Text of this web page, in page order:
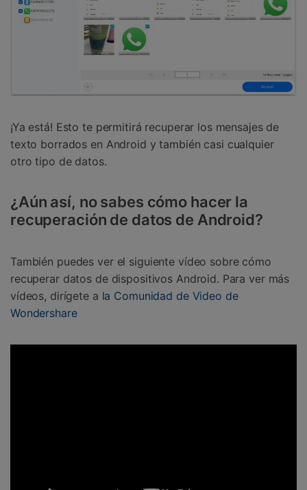
¡Ya está! Esto te permitirá recuperar los mensajes de
texto borrados en Android y también casi cualquier
otro tipo de datos.
¿Aún así, no sabes cómo hacer la
recuperación de datos de Android?
También puedes ver el siguiente vídeo sobre cómo
recuperar datos de dispositivos Android. Para ver más
vídeos, dirígete a la Comunidad de Video de
Wondershare